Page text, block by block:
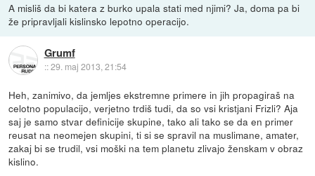
A misliš da bi katera z burko upala stati med njimi? Ja, doma pa bi
že pripravljali kislinsko lepotno operacijo.
Grumf
::29. maj 2013, 21:54
Heh, zanimivo, da jemljes ekstremne primere in jih propagiraš na
celotno populacijo, verjetno trdiš tudi, da so vsi kristjani Frizli? Aja
saj je samo stvar definicije skupine, tako ali tako se da en primer
reusat na neomejen skupini, ti si se spravil na muslimane, amater,
zakaj bi se trudil, vsi moški na tem planetu zlivajo ženskam v obraz
kislino.